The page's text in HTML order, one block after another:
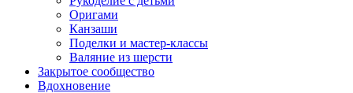
Оригами
Канзаши
Поделки и мастер-классы
Валяние из шерсти
Закрытое сообщество
Вдохновение